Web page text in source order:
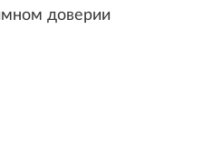
доверии